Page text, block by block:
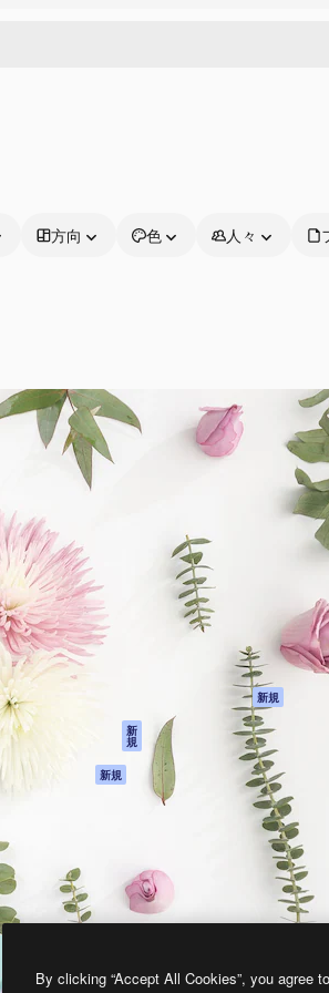
方向 色 人々
Spaces
AI アシスタント
AI 画像生成ツール
AI 動画生成ツール
AI 音声合成ツール
ストックコンテン
ツ
Claude/ChatGPT
向けMCP
新
規
エージェント 新規
すべてのMagnificツ
ール
Academy
ドキュメント
サポート
利用規約
プライバシーポリ
オリジナル 新規
クッキーポリシー
トラストセンター
アフィリエイト
By clicking “Accept All Cookies”, you agree